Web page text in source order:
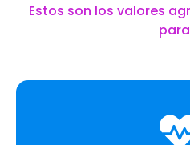
Estos son los valores